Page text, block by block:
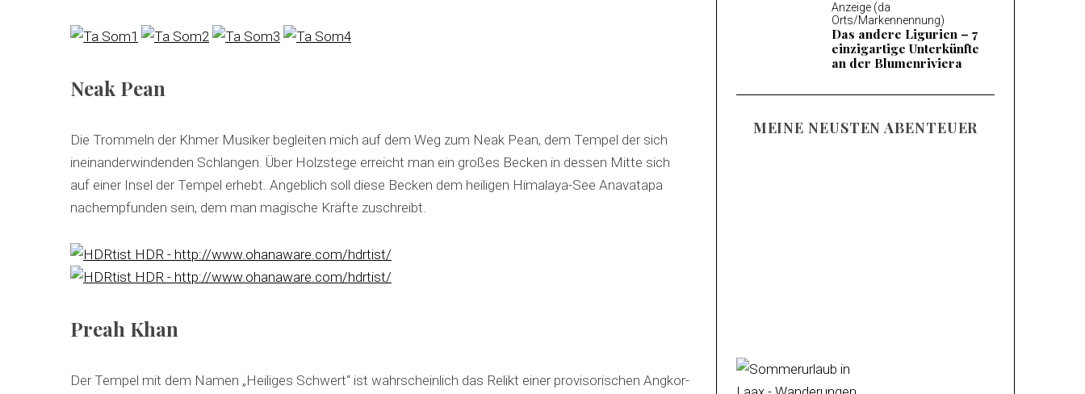
Neak Pean
Die Trommeln der Khmer Musiker begleiten mich auf dem Weg zum Neak Pean, dem Tempel der sich
ineinanderwindenden Schlangen. Über Holzstege erreicht man ein großes Becken in dessen Mitte sich
auf einer Insel der Tempel erhebt. Angeblich soll diese Becken dem heiligen Himalaya-See Anavatapa
nachempfunden sein, dem man magische Kräfte zuschreibt.
Preah Khan
Der Tempel mit dem Namen „Heiliges Schwert“ ist wahrscheinlich das Relikt einer provisorischen Angkor-
Anzeige (da
Orts/Markennennung)
Das andere Ligurien – 7
einzigartige Unterkünfte
an der Blumenriviera
MEINE NEUSTEN ABENTEUER